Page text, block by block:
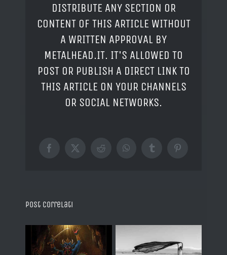
DISTRIBUTE ANY SECTION OR
CONTENT OF THIS ARTICLE WITHOUT
A WRITTEN APPROVAL BY
METALHEAD.IT. IT'S ALLOWED TO
POST OR PUBLISH A DIRECT LINK TO
THIS ARTICLE ON YOUR CHANNELS
OR SOCIAL NETWORKS.
Facebook
X RedditWhatsAppTumblrPinterest
Post correlati